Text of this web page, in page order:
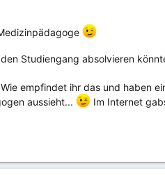
Studiengang absolvieren
empfindet ihr das und haben
aussieht...
Im Internet